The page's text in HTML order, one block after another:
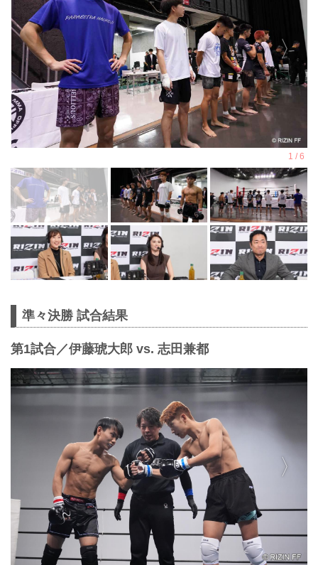
準々決勝 試合結果
第1試合／伊藤琥大郎 vs. 志田兼都